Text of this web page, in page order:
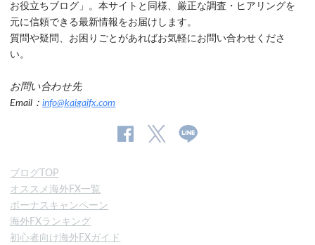
お役立ちブログ」。本サイトと同様、厳正な調査・ヒアリングを
元に信頼できる最新情報をお届けします。
質問や疑問、お困りごとがあればお気軽にお問い合わせくださ
い。
お問い合わせ先
Email：info@kaigaifx.com
ブログTOP
オススメ海外FX一覧
ボーナスキャンペーン
海外FXランキング
初心者向け海外FXガイド